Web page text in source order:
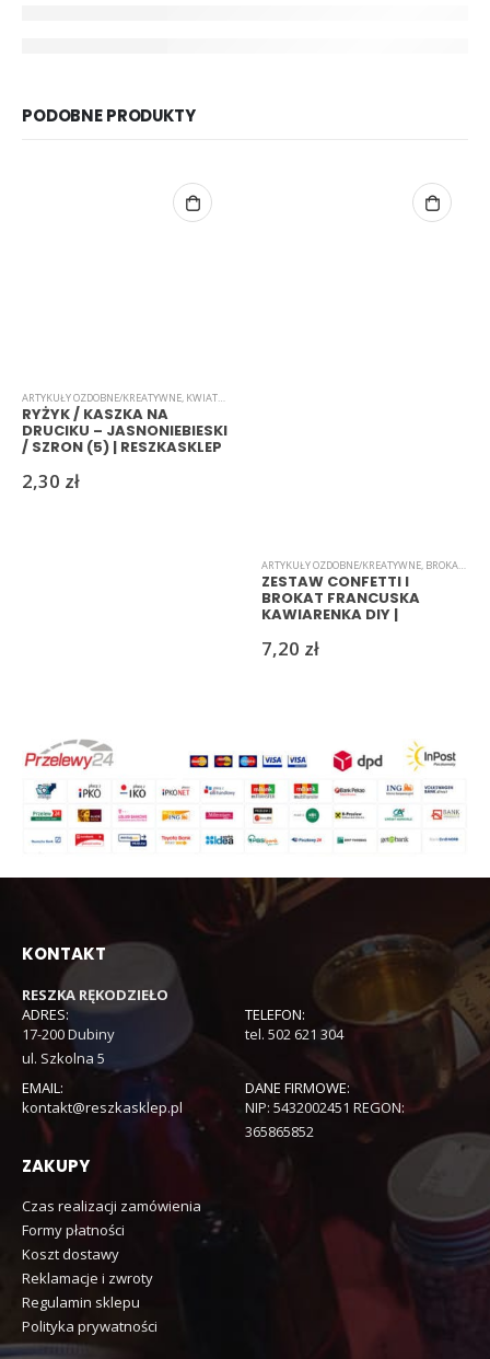
PODOBNE PRODUKTY
ARTYKUŁY OZDOBNE/KREATYWNE, KWIATKI
RYŻYK / KASZKA NA
DRUCIKU – JASNONIEBIESKI
/ SZRON (5) | RESZKASKLEP
2,30 zł
ARTYKUŁY OZDOBNE/KREATYWNE, BROKAT ,
ZESTAW CONFETTI I
BROKAT FRANCUSKA
KAWIARENKA DIY |
7,20 zł
KONTAKT
RESZKA RĘKODZIEŁO
ADRES:
17-200 Dubiny
ul. Szkolna 5
TELEFON:
tel. 502 621 304
EMAIL:
kontakt@reszkasklep.pl
DANE FIRMOWE:
NIP: 5432002451 REGON:
365865852
ZAKUPY
Czas realizacji zamówienia
Formy płatności
Koszt dostawy
Reklamacje i zwroty
Regulamin sklepu
Polityka prywatności